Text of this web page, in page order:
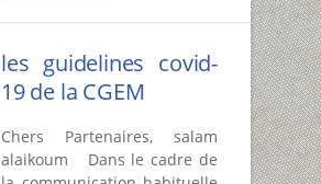
les guidelines covid-
19 de la CGEM
Chers Partenaires, salam
alaikoum Dans le cadre de